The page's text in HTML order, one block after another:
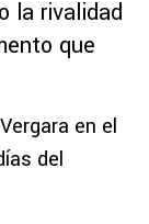
la rivalidad
que
en el
del